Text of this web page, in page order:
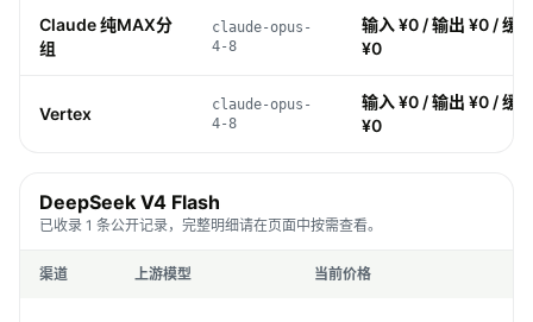
Claude 纯MAX分
组
claude-opus-
4-8
输入 ¥0 / 输出 ¥0 / 缓
¥0
Vertex
claude-opus-
4-8
输入 ¥0 / 输出 ¥0 / 缓
¥0
DeepSeek V4 Flash
已收录 1 条公开记录，完整明细请在页面中按需查看。
渠道 上游模型 当前价格